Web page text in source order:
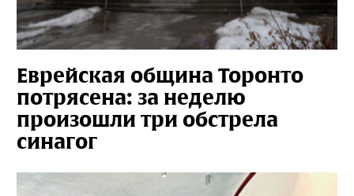
Еврейская община Торонто
потрясена: за неделю
произошли три обстрела
синагог